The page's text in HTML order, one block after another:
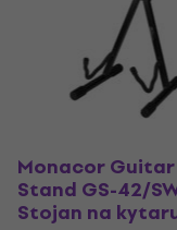
Monacor Guitar
Stand GS-42/
Stojan na